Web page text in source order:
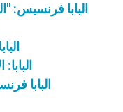
البابا فرنسيس:
البابا